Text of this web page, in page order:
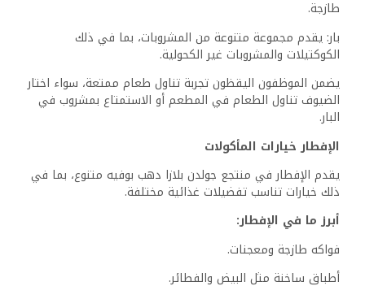
يقدم منتجع جولدن بلازا دهب مجموعة متنوعة من الأنشطة
الترفيهية ومرافق العافية المصممة لتعزيز الاسترخاء والمتعة.
يتمتع الضيوف بالوصول إلى مسابح منعشة والعديد من خيارات
المغامرة التي تبرز العروض الفريدة للمنتجع.
المسابح و مرافق العافية
يتميز المنتجع بمسبح داخلي ومسبح خارجي مع منطقة
للتشمس. يمكن للضيوف الاسترخاء على كراسي الاستلقاء أو
كراسي الشاطئ، مما يوفر مكانًا مثالياً للاسترخاء تحت الشمس
أو الاستمتاع بكتاب. المسبح الداخلي مثالي للسباحة على مدار
العام، بينما يدعو المسبح الخارجي الضيوف للاسترخاء في الهواء
الطلق.
بالنسبة لعشاق العافية، قد يقدم المنتجع مجموعة من
العلاجات الصحية ومرافق اللياقة البدنية. يمكن للزوار الانخراط
في أنشطة تركز على الاسترخاء والتجديد، مما يضمن نهجاً
شاملاً للترفيه أثناء إقامتهم.